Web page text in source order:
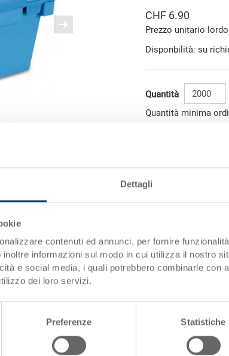
Dettagli
contenuti ed annunci, per fornire
informazioni sul modo in cui utilizza il nostro
e social media, i quali potrebbero combinarle con
dei loro servizi.
Preferenze Statistiche
CHF 6.90
Prezzo unitario
Disponbilità: su
Quantità
Quantità minima
Codice
Colore:
Dati tecnici
Dimensioni interne